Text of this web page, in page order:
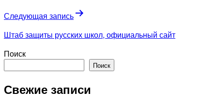
Следующая запись
Штаб защиты русских школ, официальный сайт
Поиск
Поиск
Свежие записи